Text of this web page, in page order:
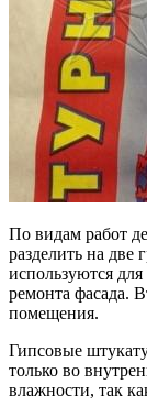
По видам работ
разделить на
используются
ремонта фасада.
помещения.
Гипсовые
только во
влажности, так